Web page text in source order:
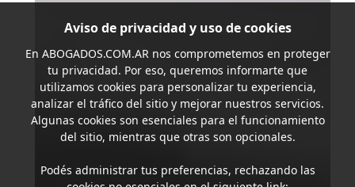
Aviso de privacidad y uso de cookies
En ABOGADOS.COM.ARnos comprometemos en proteger
tu privacidad. Por eso, queremos informarte que
utilizamos cookies para personalizar tu experiencia,
analizar el tráfico del sitio y mejorar nuestros servicios.
Algunas cookies son esenciales para el funcionamiento
del sitio, mientras que otras son opcionales.
Podés administrar tus preferencias, rechazando las